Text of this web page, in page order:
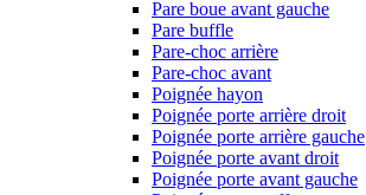
Pare boue avant gauche
Pare buffle
Pare-choc arrière
Pare-choc avant
Poignée hayon
Poignée porte arrière droit
Poignée porte arrière gauche
Poignée porte avant droit
Poignée porte avant gauche